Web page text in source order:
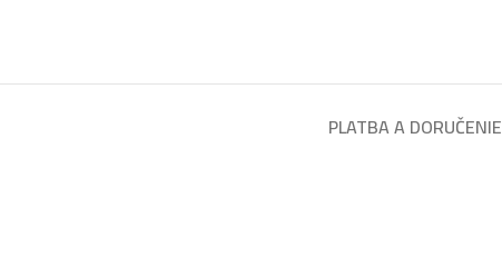
PLATBA A DORUČENIE